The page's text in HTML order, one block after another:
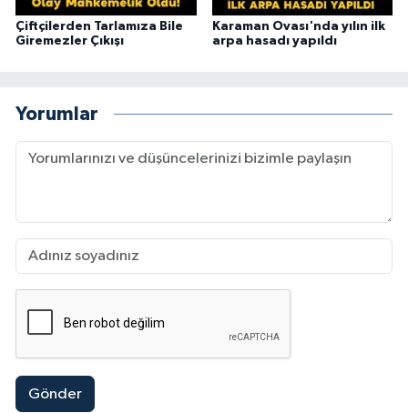
Çiftçilerden Tarlamıza Bile
Giremezler Çıkışı
Karaman Ovası'nda yılın ilk
arpa hasadı yapıldı
Yorumlar
Gönder